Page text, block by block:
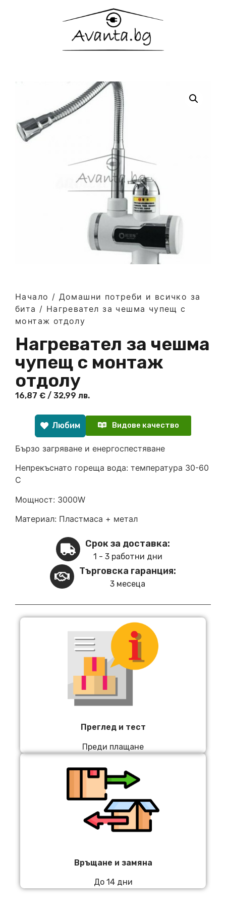
Начало / Домашни потреби и всичко за
бита / Нагревател за чешма чупещ с
монтаж отдолу
Нагревател за чешма
чупещ с монтаж
отдолу
16,87 € / 32,99 лв.
Любим Видове качество
Бързо загряване и енергоспестяване
Непрекъснато гореща вода: температура 30-60
C
Мощност: 3000W
Материал: Пластмаса + метал
Срок за доставка:
1 - 3 работни дни
Търговска гаранция:
3 месеца
Преглед и тест
Преди плащане
Връщане и замяна
До 14 дни